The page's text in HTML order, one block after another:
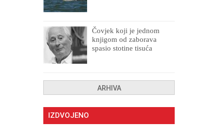
Čovjek koji je jednom
knjigom od zaborava
spasio stotine tisuća
ARHIVA
IZDVOJENO